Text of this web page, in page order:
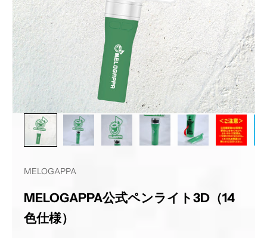
MELOGAPPA
MELOGAPPA公式ペンライト3D（14
色仕様）